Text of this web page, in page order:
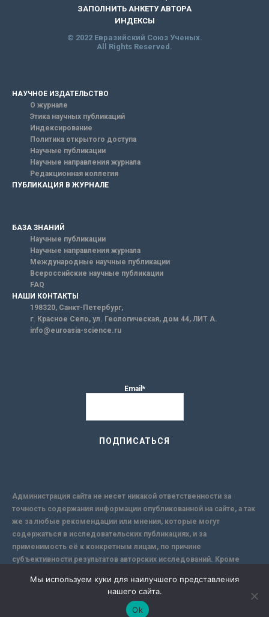
ЗАПОЛНИТЬ АНКЕТУ АВТОРА
ИНДЕКСЫ
© 2022 Евразийский Союз Ученых.
All Rights Reserved.
НАУЧНОЕ ИЗДАТЕЛЬСТВО
О журнале
Этика научных публикаций
Индексирование
Политика открытого доступа
Научные публикации
Научные направления журнала
Редакционная коллегия
ПУБЛИКАЦИЯ В ЖУРНАЛЕ
БАЗА ЗНАНИЙ
Научные публикации
Научные направления журнала
Международные научные публикации
Всероссийские научные публикации
FAQ
НАШИ КОНТАКТЫ
198320, Санкт-Петербург,
г. Красное Село, ул. Геологическая, дом 44, ЛИТ А.
info@euroasia-science.ru
Email*
Администрация сайта не несет никакой ответственности за
точность содержания информации опубликованной на сайте, а так
же за любые рекомендации или мнения, которые могут
содержаться в исследовательских публикациях, и за
применимость её к конкретным лицам, по причине
субъективности результатов авторских исследований. Кроме
надежной защиты информации, Сайт не несет ответственности за
информацию, присылаемую через интернет.
Мы используем куки для наилучшего представления
нашего сайта.
Ok